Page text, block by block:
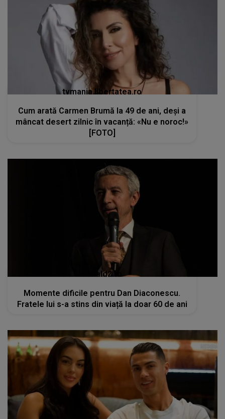
tvmania.libertatea.ro
Cum arată Carmen Brumă la 49 de ani, deși a
mâncat desert zilnic în vacanță: «Nu e noroc!»
[FOTO]
kanald2.ro
Momente dificile pentru Dan Diaconescu.
Fratele lui s-a stins din viață la doar 60 de ani